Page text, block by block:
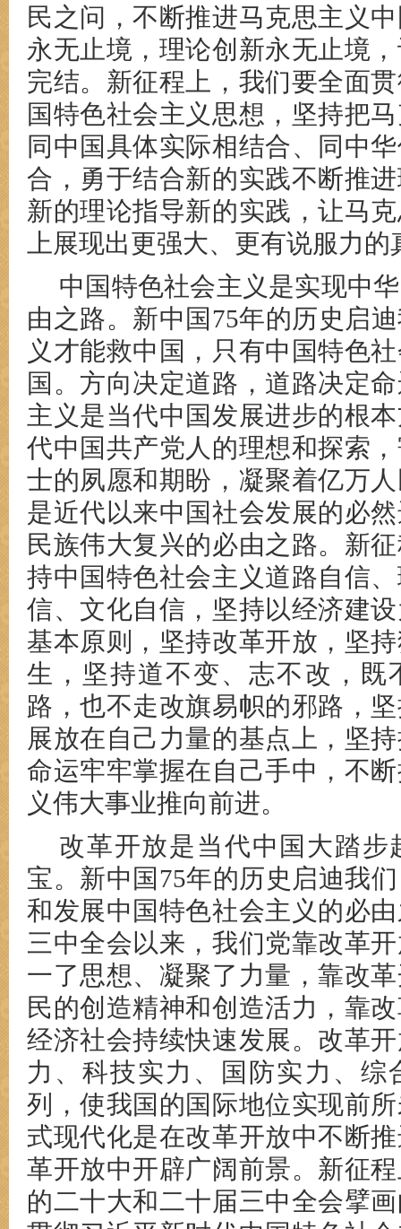
民之问，不断推进马克思主义
永无止境，理论创新永无止境
完结。新征程上，我们要全面
国特色社会主义思想，坚持把
同中国具体实际相结合、同中
合，勇于结合新的实践不断推
新的理论指导新的实践，让马
上展现出更强大、更有说服力
中国特色社会主义是实现中
由之路。新中国75年的历史启
义才能救中国，只有中国特色
国。方向决定道路，道路决定
主义是当代中国发展进步的根
代中国共产党人的理想和探索
士的夙愿和期盼，凝聚着亿万
是近代以来中国社会发展的必
民族伟大复兴的必由之路。新
持中国特色社会主义道路自信
信、文化自信，坚持以经济建
基本原则，坚持改革开放，坚
生，坚持道不变、志不改，既
路，也不走改旗易帜的邪路，
展放在自己力量的基点上，坚
命运牢牢掌握在自己手中，不
义伟大事业推向前进。
改革开放是当代中国大踏步
宝。新中国75年的历史启迪我
和发展中国特色社会主义的必
三中全会以来，我们党靠改革
一了思想、凝聚了力量，靠改
民的创造精神和创造活力，靠
经济社会持续快速发展。改革
力、科技实力、国防实力、综
列，使我国的国际地位实现前
式现代化是在改革开放中不断
革开放中开辟广阔前景。新征
的二十大和二十届三中全会擘